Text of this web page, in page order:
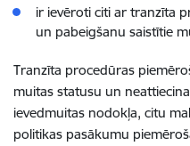
ir ievēroti citi ar tranzīta
un pabeigšanu saistītie
Tranzīta procedūras
muitas statusu un
ievedmuitas nodokļa, citu
politikas pasākumu